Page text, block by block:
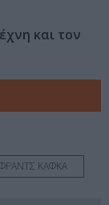
και τον
ΚΑΦΚΑ